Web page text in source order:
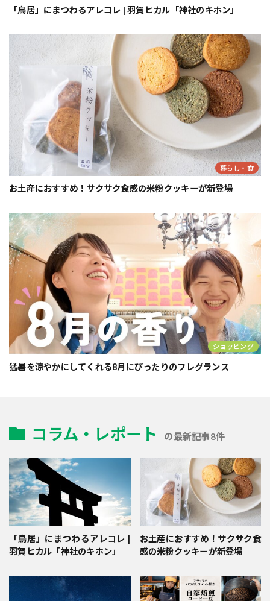
「鳥居」にまつわるアレコレ | 羽賀ヒカル「神社のキホン」
暮らし・食
お土産におすすめ！サクサク食感の米粉クッキーが新登場
ショッピング
猛暑を涼やかにしてくれる8月にぴったりのフレグランス
コラム・レポート の最新記事8件
「鳥居」にまつわるアレコレ |
羽賀ヒカル「神社のキホン」
お土産におすすめ！サクサク食
感の米粉クッキーが新登場